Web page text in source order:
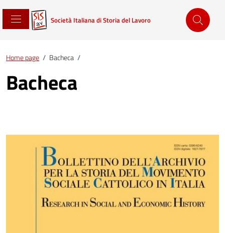
Società Italiana di Storia del Lavoro
Home page / Bacheca /
Bacheca